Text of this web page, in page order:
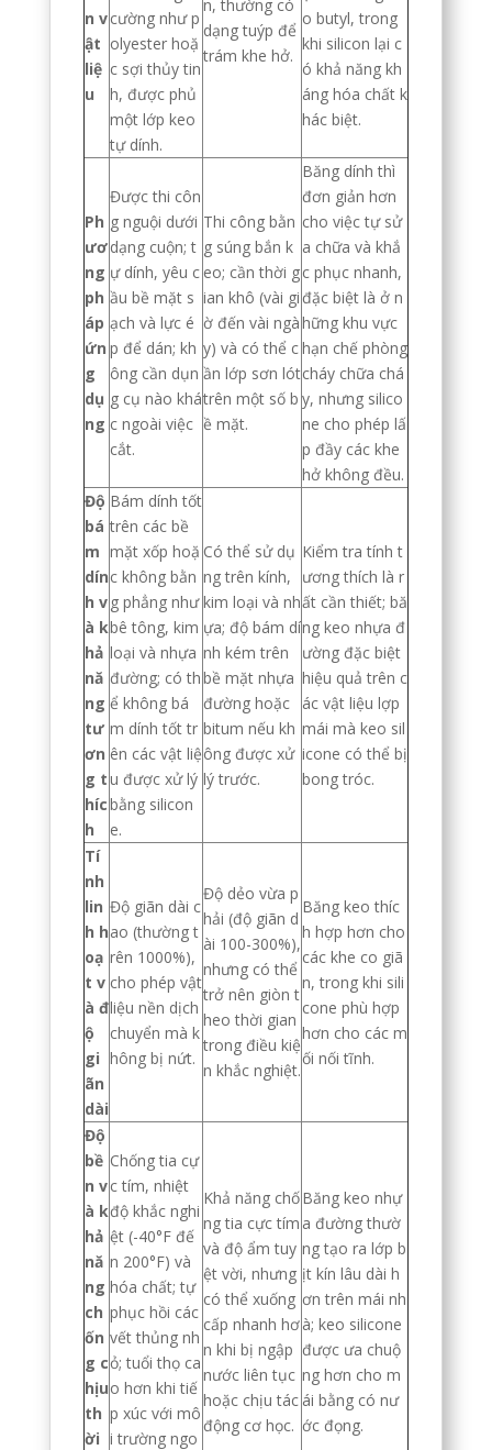
n v
ật
liệ
u
cường như p
olyester hoặ
c sợi thủy tin
h, được phủ
một lớp keo
tự dính.
n, thường có
dạng tuýp để
trám khe hở.
o butyl, trong
khi silicon lại c
ó khả năng kh
áng hóa chất k
hác biệt.
Ph
ươ
ng
ph
áp
ứn
g
dụ
ng
Được thi côn
g nguội dưới
dạng cuộn; t
ự dính, yêu c
ầu bề mặt s
ạch và lực é
p để dán; kh
ông cần dụn
g cụ nào khá
c ngoài việc
cắt.
Thi công bằn
g súng bắn k
eo; cần thời g
ian khô (vài gi
ờ đến vài ngà
y) và có thể c
ần lớp sơn lót
trên một số b
ề mặt.
Băng dính thì
đơn giản hơn
cho việc tự sử
a chữa và khắ
c phục nhanh,
đặc biệt là ở n
hững khu vực
hạn chế phòng
cháy chữa chá
y, nhưng silico
ne cho phép lấ
p đầy các khe
hở không đều.
Độ
bá
m
dín
h v
à k
hả
nă
ng
tư
ơn
g t
híc
h
Bám dính tốt
trên các bề
mặt xốp hoặ
c không bằn
g phẳng như
bê tông, kim
loại và nhựa
đường; có th
ể không bá
m dính tốt tr
ên các vật liệ
u được xử lý
bằng silicon
e.
Có thể sử dụ
ng trên kính,
kim loại và nh
ựa; độ bám dí
nh kém trên
bề mặt nhựa
đường hoặc
bitum nếu kh
ông được xử
lý trước.
Kiểm tra tính t
ương thích là r
ất cần thiết; bă
ng keo nhựa đ
ường đặc biệt
hiệu quả trên c
ác vật liệu lợp
mái mà keo sil
icone có thể bị
bong tróc.
Tí
nh
lin
h h
oạ
t v
à đ
ộ
gi
ãn
dài
Độ giãn dài c
ao (thường t
rên 1000%),
cho phép vật
liệu nền dịch
chuyển mà k
hông bị nứt.
Độ dẻo vừa p
hải (độ giãn d
ài 100-300%),
nhưng có thể
trở nên giòn t
heo thời gian
trong điều kiệ
n khắc nghiệt.
Băng keo thíc
h hợp hơn cho
các khe co giã
n, trong khi sili
cone phù hợp
hơn cho các m
ối nối tĩnh.
Độ
bề
n v
à k
hả
nă
ng
ch
ốn
g c
hịu
th
ời
Chống tia cự
c tím, nhiệt
độ khắc nghi
ệt (-40°F đế
n 200°F) và
hóa chất; tự
phục hồi các
vết thủng nh
ỏ; tuổi thọ ca
o hơn khi tiế
p xúc với mô
i trường ngo
Khả năng chố
ng tia cực tím
và độ ẩm tuy
ệt vời, nhưng
có thể xuống
cấp nhanh hơ
n khi bị ngập
nước liên tục
hoặc chịu tác
động cơ học.
Băng keo nhự
a đường thườ
ng tạo ra lớp b
ịt kín lâu dài h
ơn trên mái nh
à; keo silicone
được ưa chuộ
ng hơn cho m
ái bằng có nư
ớc đọng.